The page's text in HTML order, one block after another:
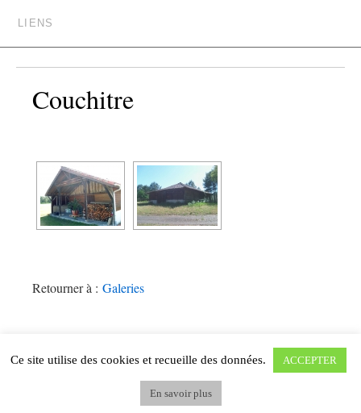
LIENS
Couchitre
Retourner à : Galeries
SOUSTONS : LIEUX-DITS ET NOMS DE LIEUX
Fièrement propulsé par WordPress.
Ce site utilise des cookies et recueille des données. ACCEPTER
En savoir plus